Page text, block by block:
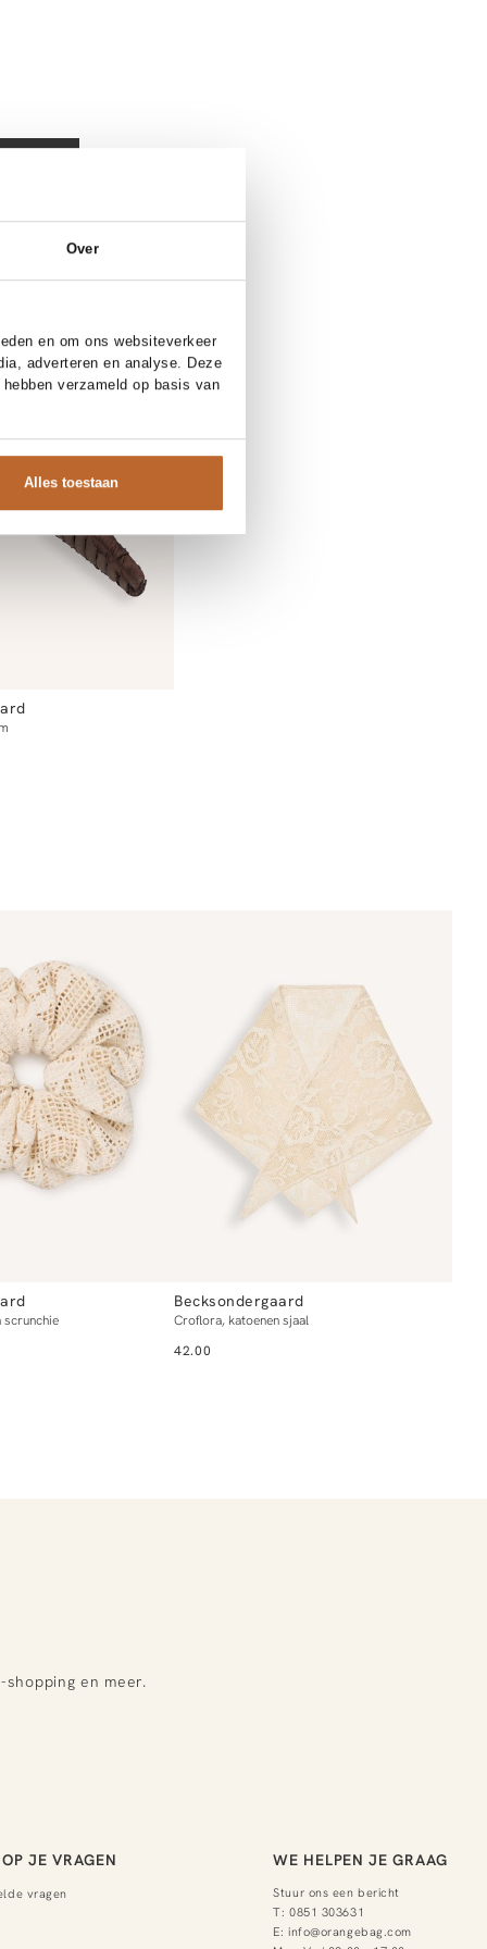
Over
en om ons websiteverkeer
adverteren en analyse. Deze
verzameld op basis van
Alles toestaan
scrunchie
Becksondergaard
Croflora, katoenen sjaal
42.00
en meer.
JE VRAGEN
vragen
WE HELPEN JE GRAAG
Stuur ons een bericht
T:0851 303631
E:info@orangebag.com